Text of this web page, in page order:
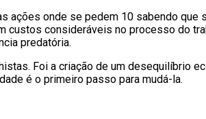
onde se pedem 10 sabendo que
consideráveis no processo do
predatória.
Foi a criação de um desequilíbrio
é o primeiro passo para mudá-la.